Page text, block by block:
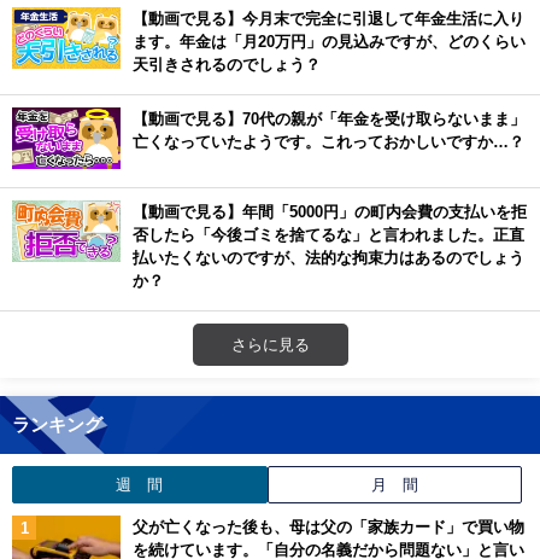
【動画で見る】今月末で完全に引退して年金生活に入り
ます。年金は「月20万円」の見込みですが、どのくらい
天引きされるのでしょう？
【動画で見る】70代の親が「年金を受け取らないまま」
亡くなっていたようです。これっておかしいですか…？
【動画で見る】年間「5000円」の町内会費の支払いを拒
否したら「今後ゴミを捨てるな」と言われました。正直
払いたくないのですが、法的な拘束力はあるのでしょう
か？
さらに見る
ランキング
週 間 月 間
父が亡くなった後も、母は父の「家族カード」で買い物
を続けています。「自分の名義だから問題ない」と言い